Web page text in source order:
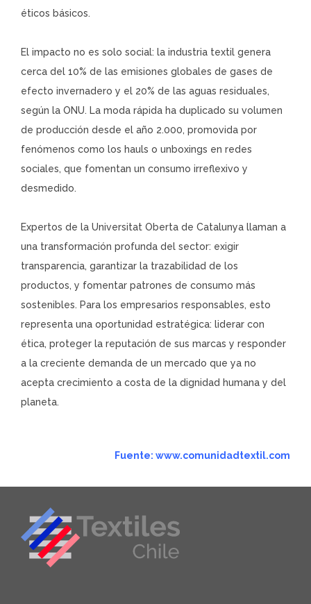
éticos básicos.
El impacto no es solo social: la industria textil genera
cerca del 10% de las emisiones globales de gases de
efecto invernadero y el 20% de las aguas residuales,
según la ONU. La moda rápida ha duplicado su volumen
de producción desde el año 2.000, promovida por
fenómenos como los hauls o unboxings en redes
sociales, que fomentan un consumo irreflexivo y
desmedido.
Expertos de la Universitat Oberta de Catalunya llaman a
una transformación profunda del sector: exigir
transparencia, garantizar la trazabilidad de los
productos, y fomentar patrones de consumo más
sostenibles. Para los empresarios responsables, esto
representa una oportunidad estratégica: liderar con
ética, proteger la reputación de sus marcas y responder
a la creciente demanda de un mercado que ya no
acepta crecimiento a costa de la dignidad humana y del
planeta.
Fuente: www.comunidadtextil.com